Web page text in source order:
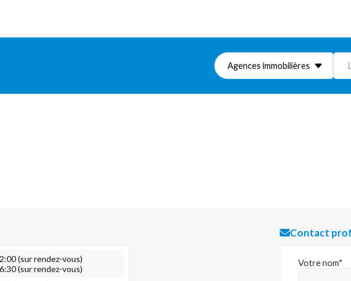
Agences immobilières
(sur rendez-vous)
(sur rendez-vous)
Contact
Votre nom*